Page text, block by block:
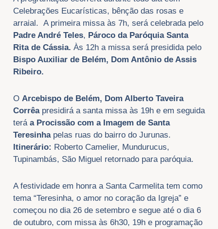
Celebrações Eucarísticas, bênção das rosas e
arraial. A primeira missa às 7h, será celebrada pelo
Padre André Teles, Pároco da Paróquia Santa
Rita de Cássia. Às 12h a missa será presidida pelo
Bispo Auxiliar de Belém, Dom Antônio de Assis
Ribeiro.
O Arcebispo de Belém, Dom Alberto Taveira
Corrêa presidirá a santa missa às 19h e em seguida
terá a Procissão com a Imagem de Santa
Teresinhapelas ruas do bairro do Jurunas.
Itinerário: Roberto Camelier, Mundurucus,
Tupinambás, São Miguel retornado para paróquia.
A festividade em honra a Santa Carmelita tem como
tema “Teresinha, o amor no coração da Igreja” e
começou no dia 26 de setembro e segue até o dia 6
de outubro, com missa às 6h30, 19h e programação